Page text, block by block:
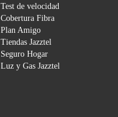
Test de velocidad
Cobertura Fibra
Plan Amigo
Tiendas Jazztel
Seguro Hogar
Luz y Gas Jazztel